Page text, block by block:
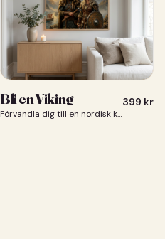
Bli en Viking
Förvandla dig till en nordisk krigare i ett episkt vikingaporträtt.
399 kr